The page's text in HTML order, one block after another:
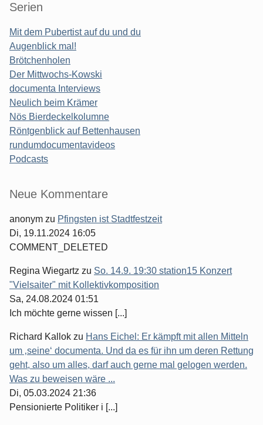
Serien
Mit dem Pubertist auf du und du
Augenblick mal!
Brötchenholen
Der Mittwochs-Kowski
documenta Interviews
Neulich beim Krämer
Nös Bierdeckelkolumne
Röntgenblick auf Bettenhausen
rundumdocumentavideos
Podcasts
Seitenleiste
Neue Kommentare
anonym zu Pfingsten ist Stadtfestzeit
Di, 19.11.2024 16:05
COMMENT_DELETED
Regina Wiegartz zu So. 14.9. 19:30 station15 Konzert
"Vielsaiter" mit Kollektivkomposition
Sa, 24.08.2024 01:51
Ich möchte gerne wissen [...]
Richard Kallok zu Hans Eichel: Er kämpft mit allen Mitteln
um ‚seine‘ documenta. Und da es für ihn um deren Rettung
geht, also um alles, darf auch gerne mal gelogen werden.
Was zu beweisen wäre ...
Di, 05.03.2024 21:36
Pensionierte Politiker i [...]